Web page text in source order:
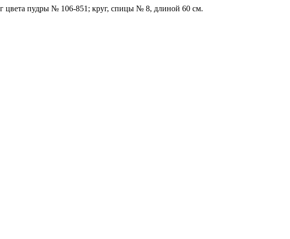
цвета пудры № 106-851; круг, спицы № 8, длиной 60 см.